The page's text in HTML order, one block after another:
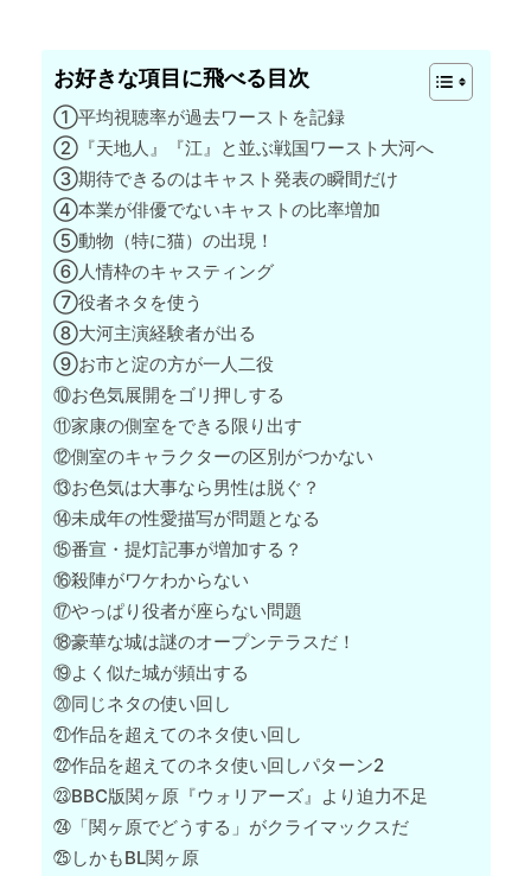
お好きな項目に飛べる目次
①平均視聴率が過去ワーストを記録
②『天地人』『江』と並ぶ戦国ワースト大河へ
③期待できるのはキャスト発表の瞬間だけ
④本業が俳優でないキャストの比率増加
⑤動物（特に猫）の出現！
⑥人情枠のキャスティング
⑦役者ネタを使う
⑧大河主演経験者が出る
⑨お市と淀の方が一人二役
⑩お色気展開をゴリ押しする
⑪家康の側室をできる限り出す
⑫側室のキャラクターの区別がつかない
⑬お色気は大事なら男性は脱ぐ？
⑭未成年の性愛描写が問題となる
⑮番宣・提灯記事が増加する？
⑯殺陣がワケわからない
⑰やっぱり役者が座らない問題
⑱豪華な城は謎のオープンテラスだ！
⑲よく似た城が頻出する
⑳同じネタの使い回し
㉑作品を超えてのネタ使い回し
㉒作品を超えてのネタ使い回しパターン2
㉓BBC版関ヶ原『ウォリアーズ』より迫力不足
㉔「関ヶ原でどうする」がクライマックスだ
㉕しかもBL関ヶ原